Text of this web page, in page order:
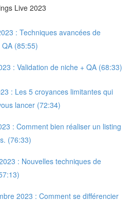
Live 2023
: Techniques avancées de
(85:55)
: Validation de niche + QA (68:33)
: Les 5 croyances limitantes qui
lancer (72:34)
: Comment bien réaliser un listing
(76:33)
: Nouvelles techniques de
2023 : Comment se différencier